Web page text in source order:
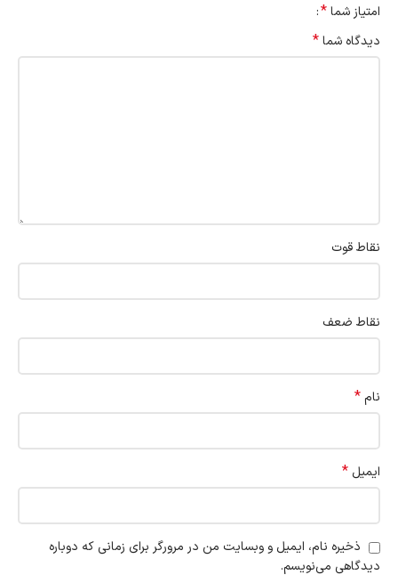
امتیاز شما*
دیدگاه شما*
نقاط قوت
نقاط ضعف
نام*
ایمیل *
ذخیره نام، ایمیل و وبسایت من در مرورگر برای زمانی که دوباره
دیدگاهی می‌نویسم.